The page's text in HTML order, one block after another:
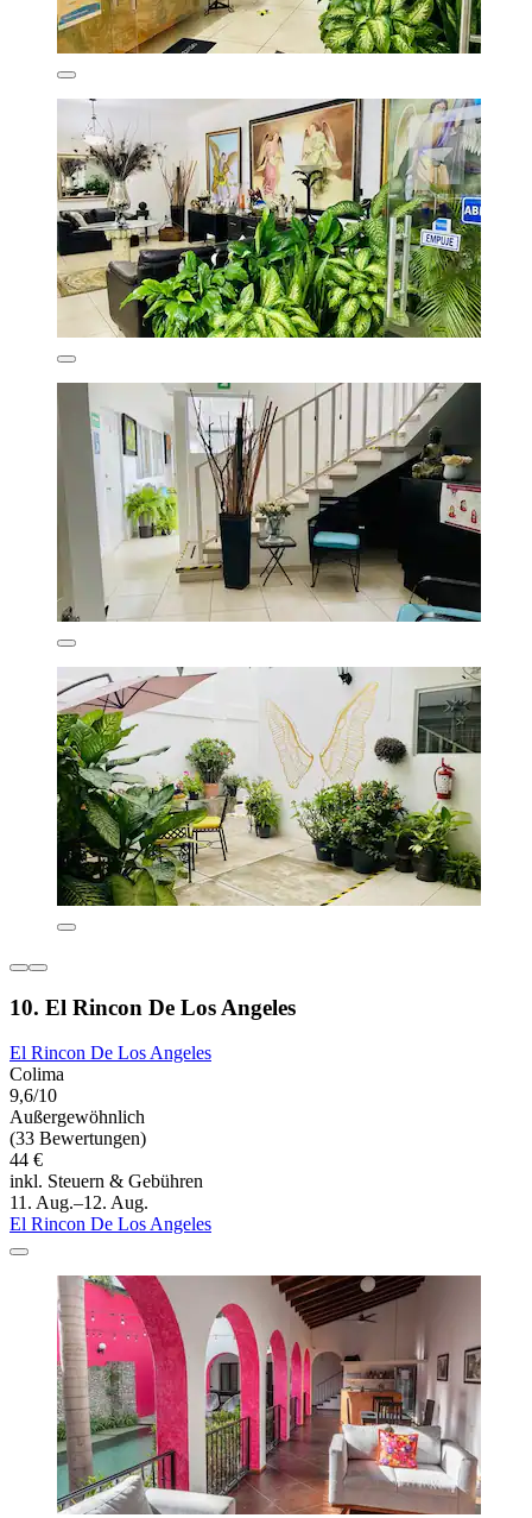
10. El Rincon De Los Angeles
El Rincon De Los Angeles
Colima
9,6/10
Außergewöhnlich
(33 Bewertungen)
44 €
inkl. Steuern & Gebühren
11. Aug.–12. Aug.
El Rincon De Los Angeles